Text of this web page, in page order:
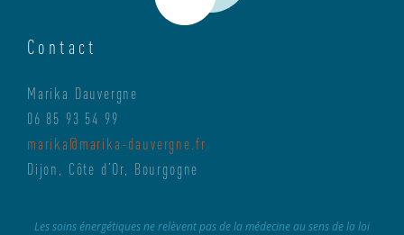
Contact
Marika Dauvergne
06 85 93 54 99
marika@marika-dauvergne.fr
Dijon, Côte d’Or, Bourgogne
Les soins énergétiques ne relèvent pas de la médecine au sens de la loi